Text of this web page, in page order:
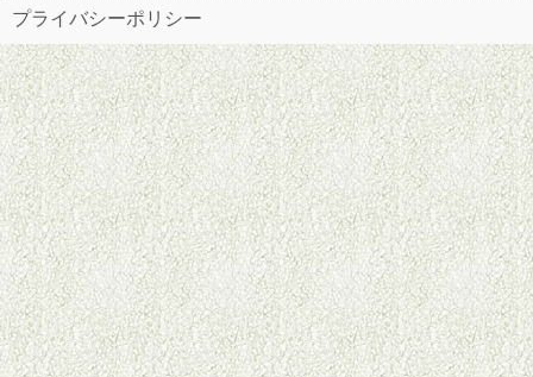
プライバシーポリシー